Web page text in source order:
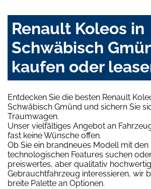
Renault Koleos in
Schwäbisch
kaufen oder
Entdecken Sie die besten Renault
Schwäbisch Gmünd und sichern Sie
Traumwagen.
Unser vielfältiges Angebot an
fast keine Wünsche offen.
Ob Sie ein brandneues Modell mit den
technologischen Features suchen
preiswertes, aber qualitativ
Gebrauchtfahrzeug interessieren, wir
breite Palette an Optionen.